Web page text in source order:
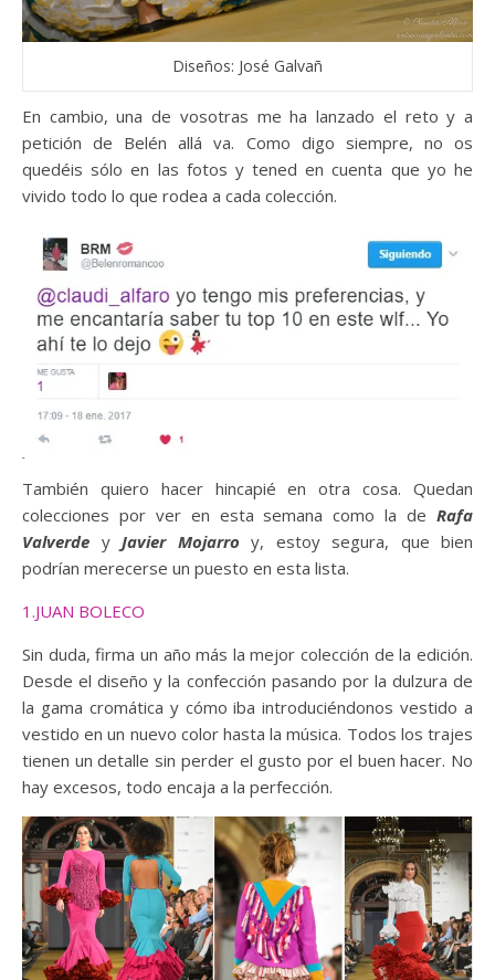
Diseños: José Galvañ
En cambio, una de vosotras me ha lanzado el reto y a
petición de Belén allá va. Como digo siempre, no os
quedéis sólo en las fotos y tened en cuenta que yo he
vivido todo lo que rodea a cada colección.
También quiero hacer hincapié en otra cosa. Quedan
colecciones por ver en esta semana como la de Rafa
Valverde y Javier Mojarro y, estoy segura, que bien
podrían merecerse un puesto en esta lista.
1.JUAN BOLECO
Sin duda, firma un año más la mejor colección de la edición.
Desde el diseño y la confección pasando por la dulzura de
la gama cromática y cómo iba introduciéndonos vestido a
vestido en un nuevo color hasta la música. Todos los trajes
tienen un detalle sin perder el gusto por el buen hacer. No
hay excesos, todo encaja a la perfección.